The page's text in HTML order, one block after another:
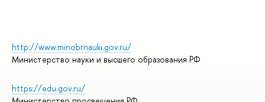
http://www.minobrnauki.gov.ru/
Министерство науки и высшего образования РФ
https://edu.gov.ru/